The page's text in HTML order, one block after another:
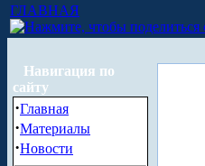
ГЛАВНАЯ
Навигация по
сайту
·Главная
·Материалы
·Новости